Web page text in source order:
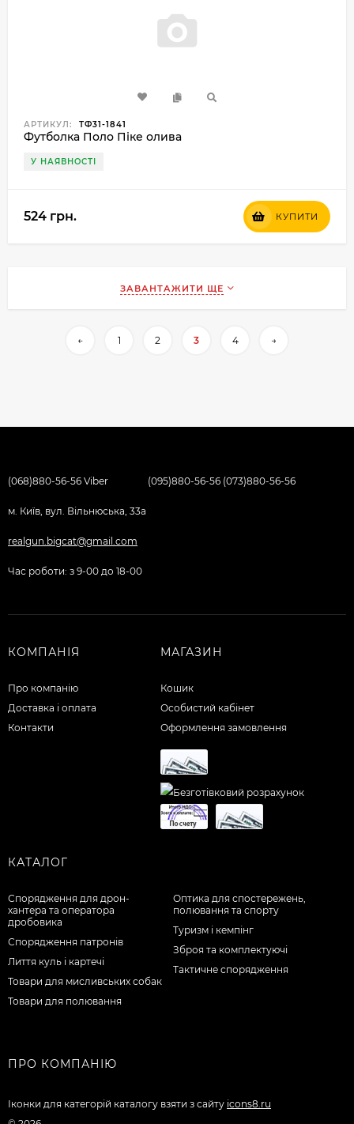
АРТИКУЛ: ТФ31-1841
Футболка Поло Піке олива
У НАЯВНОСТІ
524 грн. КУПИТИ
ЗАВАНТАЖИТИ ЩЕ
← 1 2 3 4 →
(068)880-56-56 Viber (095)880-56-56 (073)880-56-56
м. Київ, вул. Вільнюська, 33а
realgun.bigcat@gmail.com
Час роботи: з 9-00 до 18-00
КОМПАНІЯ
Про компанію
Доставка і оплата
Контакти
МАГАЗИН
Кошик
Особистий кабінет
Оформлення замовлення
КАТАЛОГ
Спорядження для дрон-
хантера та оператора
дробовика
Спорядження патронів
Лиття куль і картечі
Товари для мисливських собак
Товари для полювання
Оптика для спостережень,
полювання та спорту
Туризм і кемпінг
Зброя та комплектуючі
Тактичне спорядження
ПРО КОМПАНІЮ
Іконки для категорій каталогу взяти з сайту icons8.ru